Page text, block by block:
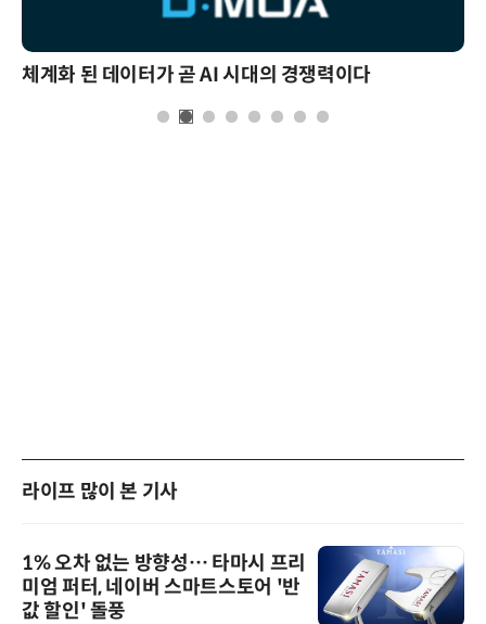
체계화 된 데이터가 곧 AI 시대의 경쟁력이다
라이프 많이 본 기사
1% 오차 없는 방향성… 타마시 프리
미엄 퍼터, 네이버 스마트스토어 '반
값 할인' 돌풍